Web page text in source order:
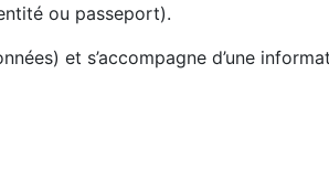
ou passeport).
et s’accompagne d’une